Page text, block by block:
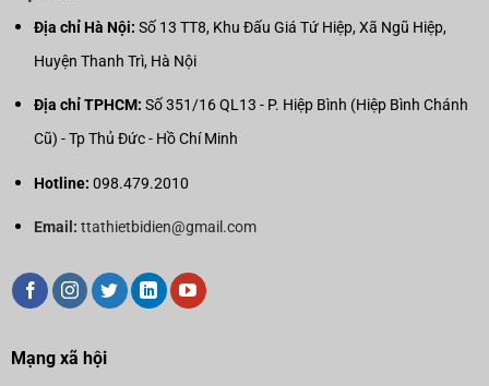
Địa chỉ Hà Nội: Số 13 TT8, Khu Đấu Giá Tứ Hiệp, Xã Ngũ Hiệp,
Huyện Thanh Trì, Hà Nội
Địa chỉ TPHCM: Số 351/16 QL13 - P. Hiệp Bình (Hiệp Bình Chánh
Cũ) - Tp Thủ Đức - Hồ Chí Minh
Hotline: 098.479.2010
Email: ttathietbidien@gmail.com
Mạng xã hội